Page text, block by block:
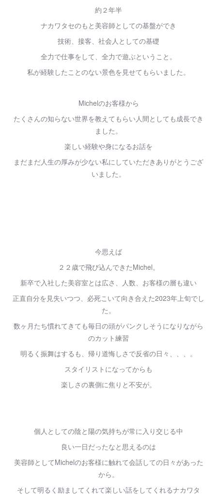
約２年半
ナカワタセのもと美容師としての基盤ができ
技術、接客、社会人としての基礎
全力で仕事をして、全力で遊ぶということ。
私が経験したことのない景色を見せてもらいました。
Michelのお客様から
たくさんの知らない世界を教えてもらい人間としても成長でき
ました。
楽しい経験や身になるお話を
まだまだ人生の厚みが少ない私にしていただきありがとうござ
いました。
今思えば
２２歳で飛び込んできたMichel。
新卒で入社した美容室とは広さ、人数、お客様の層も違い
正直自分を見失いつつ、必死こいて向き合えた2023年上旬でし
た。
数ヶ月たち慣れてきても毎日の頭がパンクしそうになりながら
のカット練習
明るく振舞はするも、帰り道悔しさで反省の日々、、、。
スタイリストになってからも
楽しさの裏側に焦りと不安が。
個人としての陰と陽の気持ちが常に入り交じる中
良い一日だったなと思えるのは
美容師としてMichelのお客様に触れて会話しての日々があった
から。
そして明るく励ましてくれて楽しい話をしてくれるナカワタ